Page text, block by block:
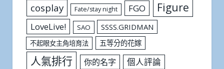
cosplay Fate/stay night FGO Figure
LoveLive! SAO SSSS.GRIDMAN
不起眼女主角培育法 五等分的花嫁
人氣排行 你的名字 個人評論